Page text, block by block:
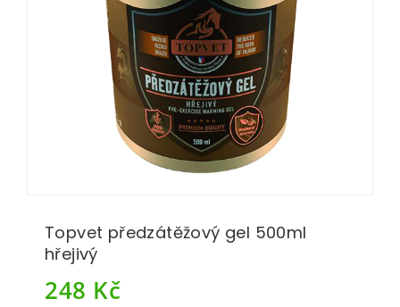
Topvet předzátěžový gel 500ml
hřejivý
248 Kč